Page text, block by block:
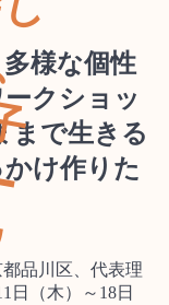
様な個性
クショッ
まで生きる
け作りた
品川区、代表理
日（木）～18日